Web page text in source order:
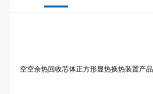
空空余热回收芯体正方形显热换热装置产